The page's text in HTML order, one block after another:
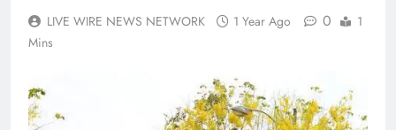
LIVE WIRE NEWS NETWORK 1 Year Ago 0
1
Mins